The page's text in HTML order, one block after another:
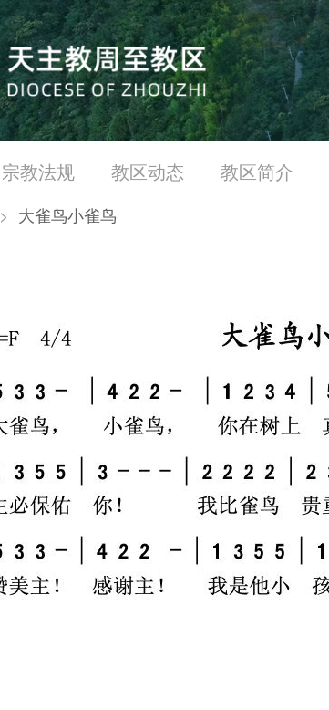
宗教法规 教区动态 教区简介
> 大雀鸟小雀鸟